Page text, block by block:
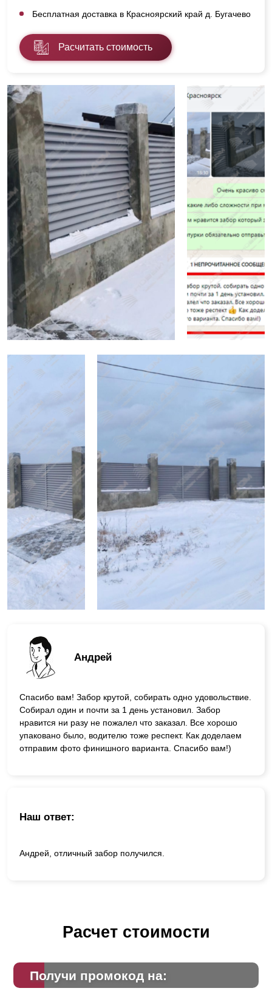
Андрей
Спасибо вам! Забор крутой, собирать одно удовольствие.
Собирал один и почти за 1 день установил. Забор
нравится ни разу не пожалел что заказал. Все хорошо
упаковано было, водителю тоже респект. Как доделаем
отправим фото финишного варианта. Спасибо вам!)
Наш ответ:
Андрей, отличный забор получился.
Бесплатная доставка в Красноярский край д. Бугачево
Расчитать стоимость
Расчет стоимости
Получи промокод на: